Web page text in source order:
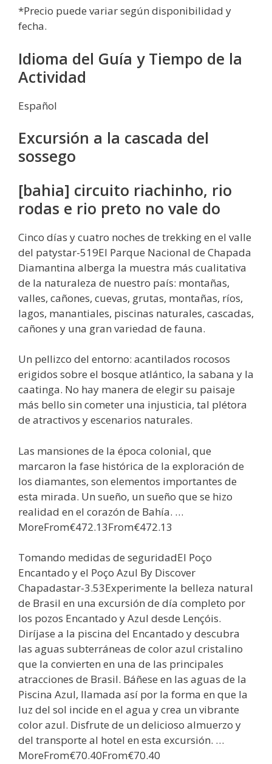
*Precio puede variar según disponibilidad y
fecha.
Idioma del Guía y Tiempo de la
Actividad
Español
Excursión a la cascada del
sossego
[bahia] circuito riachinho, rio
rodas e rio preto no vale do
Cinco días y cuatro noches de trekking en el valle
del patystar-519El Parque Nacional de Chapada
Diamantina alberga la muestra más cualitativa
de la naturaleza de nuestro país: montañas,
valles, cañones, cuevas, grutas, montañas, ríos,
lagos, manantiales, piscinas naturales, cascadas,
cañones y una gran variedad de fauna.
Un pellizco del entorno: acantilados rocosos
erigidos sobre el bosque atlántico, la sabana y la
caatinga. No hay manera de elegir su paisaje
más bello sin cometer una injusticia, tal plétora
de atractivos y escenarios naturales.
Las mansiones de la época colonial, que
marcaron la fase histórica de la exploración de
los diamantes, son elementos importantes de
esta mirada. Un sueño, un sueño que se hizo
realidad en el corazón de Bahía. …
MoreFrom€472.13From€472.13
Tomando medidas de seguridadEl Poço
Encantado y el Poço Azul By Discover
Chapadastar-3.53Experimente la belleza natural
de Brasil en una excursión de día completo por
los pozos Encantado y Azul desde Lençóis.
Diríjase a la piscina del Encantado y descubra
las aguas subterráneas de color azul cristalino
que la convierten en una de las principales
atracciones de Brasil. Báñese en las aguas de la
Piscina Azul, llamada así por la forma en que la
luz del sol incide en el agua y crea un vibrante
color azul. Disfrute de un delicioso almuerzo y
del transporte al hotel en esta excursión. …
MoreFrom€70.40From€70.40